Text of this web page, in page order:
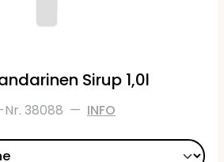
Sirup 1,0l
38088 — INFO